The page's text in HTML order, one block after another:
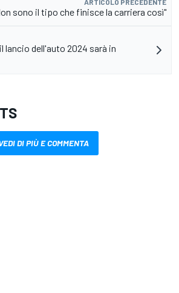
ARTICOLO PRECEDENTE
sono il tipo che finisce la carriera così"
lancio dell'auto 2024 sarà in
DI PIÙ E COMMENTA